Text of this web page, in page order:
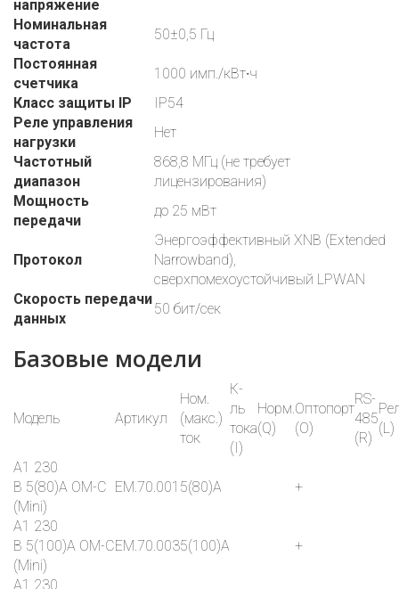
напряжение
Номинальная
частота
50±0,5 Гц
Постоянная
счетчика
1000 имп./кВт∙ч
Класс защиты IP
IP54
Реле управления
нагрузки
Нет
Частотный
диапазон
868,8 МГц (не требует
лицензирования)
Мощность
передачи
до 25 мВт
Протокол
Энергоэффективный XNB (Extended
Narrowband),
сверхпомехоустойчивый LPWAN
Скорость передачи
данных
50 бит/сек
Базовые модели
Модель Артикул
Ном.
(макс.)
ток
К-
ль
тока
(I)
Норм.
(Q)
Оптопорт
(O)
RS-
485
(R)
(L)
A1 230
В 5(80)А OM-C
(Mini)
EM.70.001 5(80)A +
A1 230
В 5(100)А OM-C
(Mini)
EM.70.0035(100)A +
A1 230